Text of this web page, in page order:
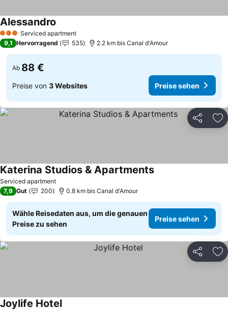
3 SterneServiced apartment
Alessandro
9,1 Hervorragend 535 2.2 km bis Canal d'Amour
Ab 88 €
Preise von 3 Websites Preise sehen
Teilen
Serviced apartment
Katerina Studios & Apartments
7,9 Gut 200 0.8 km bis Canal d'Amour
Wähle Reisedaten aus, um die genauen
Preise zu sehen
Preise sehen
Teilen
Joylife Hotel